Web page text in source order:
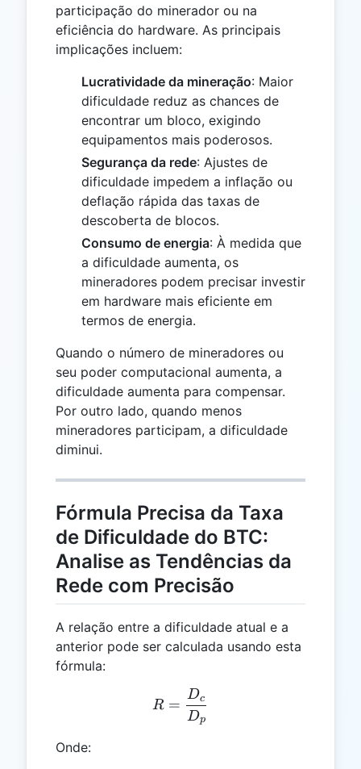
participação do minerador ou na
eficiência do hardware. As principais
implicações incluem:
Lucratividade da mineração: Maior
dificuldade reduz as chances de
encontrar um bloco, exigindo
equipamentos mais poderosos.
Segurança da rede: Ajustes de
dificuldade impedem a inflação ou
deflação rápida das taxas de
descoberta de blocos.
Consumo de energia: À medida que
a dificuldade aumenta, os
mineradores podem precisar investir
em hardware mais eficiente em
termos de energia.
Quando o número de mineradores ou
seu poder computacional aumenta, a
dificuldade aumenta para compensar.
Por outro lado, quando menos
mineradores participam, a dificuldade
diminui.
Fórmula Precisa da Taxa
de Dificuldade do BTC:
Analise as Tendências da
Rede com Precisão
A relação entre a dificuldade atual e a
anterior pode ser calculada usando esta
fórmula:
R = \frac{D_c}{D_p}
R =
Dp
Dc
Onde: